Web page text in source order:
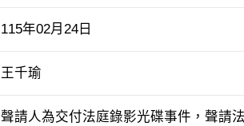
115年02月24日
王千瑜
聲請人為交付法庭錄影光碟事件，聲請